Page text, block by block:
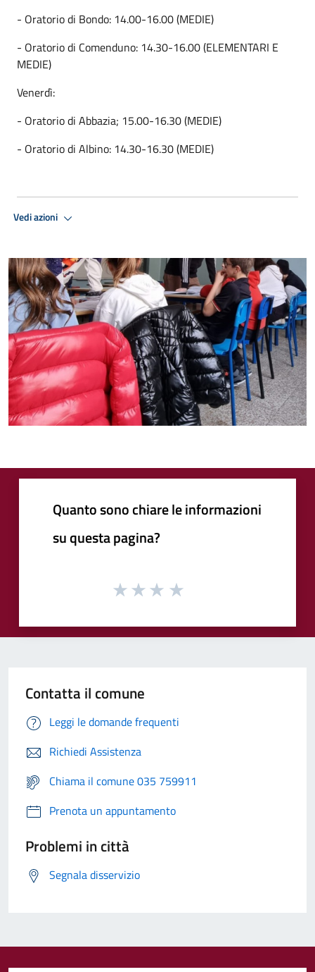
- Oratorio di Bondo: 14.00-16.00 (MEDIE)
- Oratorio di Comenduno: 14.30-16.00 (ELEMENTARI E
MEDIE)
Venerdì:
- Oratorio di Abbazia; 15.00-16.30 (MEDIE)
- Oratorio di Albino: 14.30-16.30 (MEDIE)
Vedi azioni
Quanto sono chiare le informazioni
su questa pagina?
Contatta il comune
Leggi le domande frequenti
Richiedi Assistenza
Chiama il comune 035 759911
Prenota un appuntamento
Problemi in città
Segnala disservizio